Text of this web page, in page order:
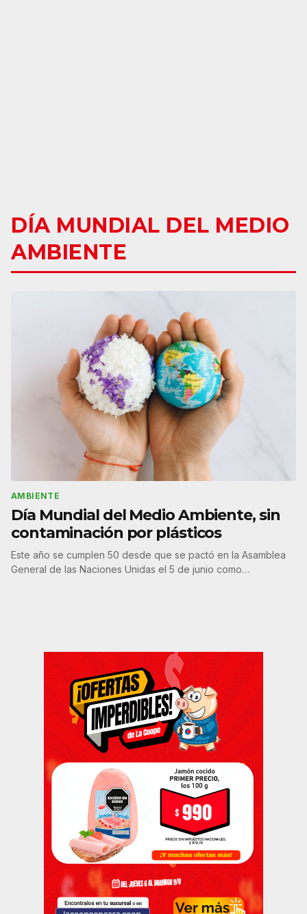
DÍA MUNDIAL DEL MEDIO
AMBIENTE
AMBIENTE
Día Mundial del Medio Ambiente, sin
contaminación por plásticos
Este año se cumplen 50 desde que se pactó en la Asamblea
General de las Naciones Unidas el 5 de junio como…